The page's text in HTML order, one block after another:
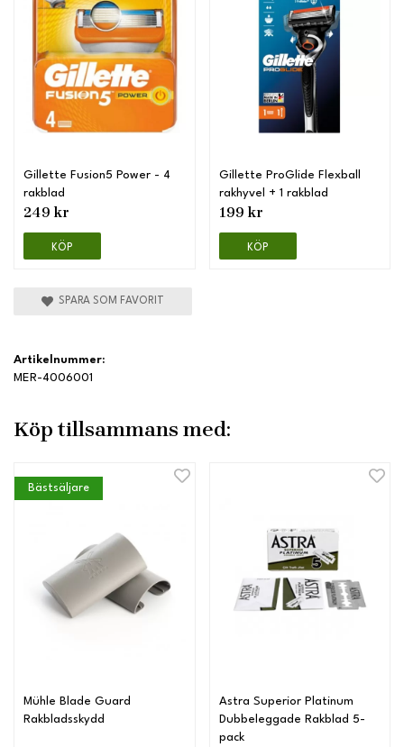
Gillette Fusion5 Power - 4
rakblad
249 kr
KÖP
Gillette ProGlide Flexball
rakhyvel + 1 rakblad
199 kr
KÖP
SPARA SOM FAVORIT
Artikelnummer:
MER-4006001
Köp tillsammans med:
Bästsäljare
Mühle Blade Guard
Rakbladsskydd
Astra Superior Platinum
Dubbeleggade Rakblad 5-
pack